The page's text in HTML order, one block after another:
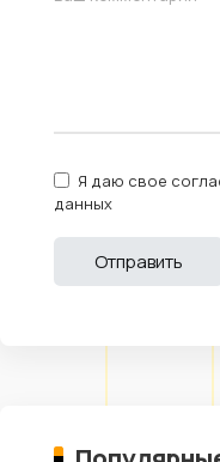
Я даю свое
данных